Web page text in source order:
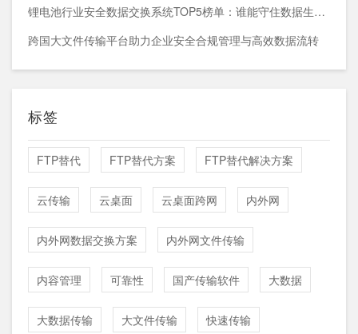
锂电池行业安全数据交换系统TOP5榜单：谁能守住数据生命线？
跨国大文件传输平台助力企业安全合规管理与高效数据流转
标签
FTP替代 FTP替代方案 FTP替代解决方案
云传输 云桌面 云桌面跨网 内外网
内外网数据交换方案 内外网文件传输
内容管理 可靠性 国产传输软件 大数据
大数据传输 大文件传输 快速传输